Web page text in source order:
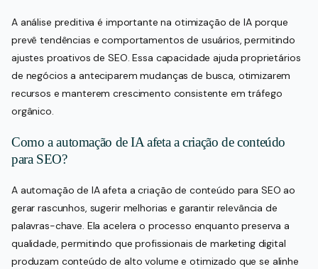
A análise preditiva é importante na otimização de IA porque
prevê tendências e comportamentos de usuários, permitindo
ajustes proativos de SEO. Essa capacidade ajuda proprietários
de negócios a anteciparem mudanças de busca, otimizarem
recursos e manterem crescimento consistente em tráfego
orgânico.
Como a automação de IA afeta a criação de conteúdo
para SEO?
A automação de IA afeta a criação de conteúdo para SEO ao
gerar rascunhos, sugerir melhorias e garantir relevância de
palavras-chave. Ela acelera o processo enquanto preserva a
qualidade, permitindo que profissionais de marketing digital
produzam conteúdo de alto volume e otimizado que se alinhe